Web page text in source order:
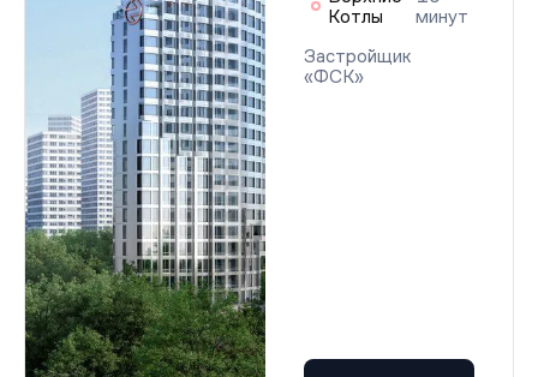
Котлы
минут
Застройщик
«ФСК»